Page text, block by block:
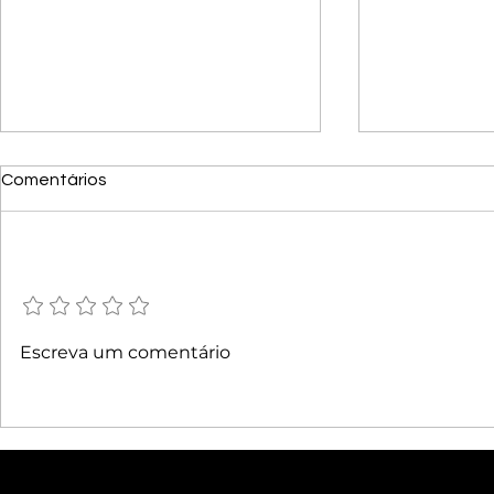
Comentários
Escreva um comentário